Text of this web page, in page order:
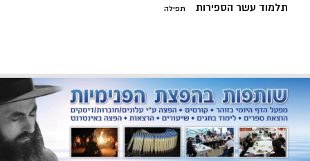
תלמוד עשר הספירות תפילה